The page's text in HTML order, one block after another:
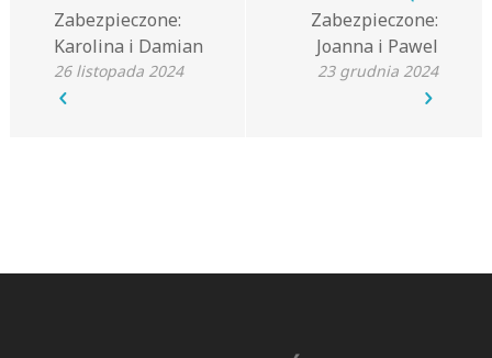
Zabezpieczone:
Karolina i Damian
26 listopada 2024
Zabezpieczone:
Joanna i Pawel
23 grudnia 2024